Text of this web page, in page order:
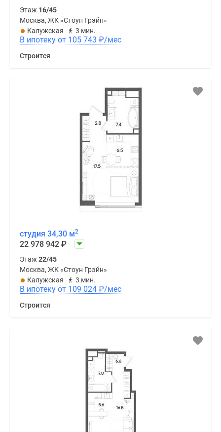
Этаж 16/45
Москва, ЖК «Стоун Грэйн»
Калужская
3 мин.
В ипотеку от 105 743 ₽/мес
Строится
студия 34,30 м2
22 978 942 ₽
Этаж 22/45
Москва, ЖК «Стоун Грэйн»
Калужская
3 мин.
В ипотеку от 109 024 ₽/мес
Строится